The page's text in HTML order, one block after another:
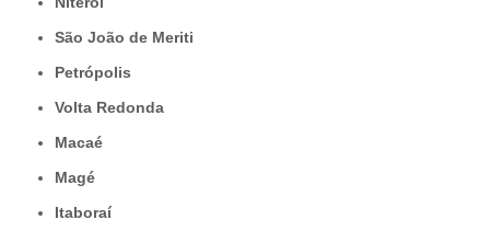
São João de Meriti
Petrópolis
Volta Redonda
Macaé
Magé
Itaboraí